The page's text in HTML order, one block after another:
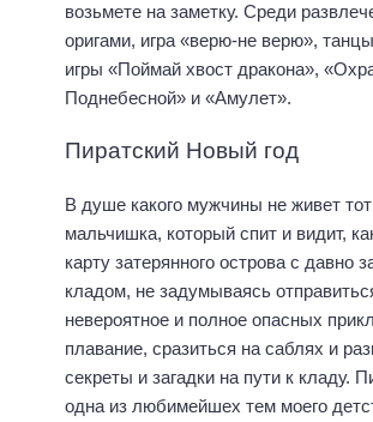
возьмете на заметку. Среди
оригами, игра «верю-не верю»,
игры «Поймай хвост дракона»,
Поднебесной» и «Амулет».
Пиратский Новый год
В душе какого мужчины не живет тот
мальчишка, который спит и видит,
карту затерянного острова с давно
кладом, не задумываясь
невероятное и полное опасных
плавание, сразиться на саблях и
секреты и загадки на пути к кладу.
одна из любимейшех тем моего